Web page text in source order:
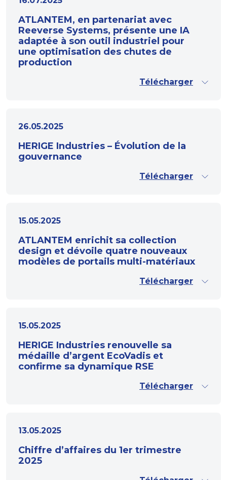
ATLANTEM, en partenariat avec
Reeverse Systems, présente une IA
adaptée à son outil industriel pour
une optimisation des chutes de
production
Télécharger
26.05.2025
HERIGE Industries – Évolution de la
gouvernance
Télécharger
15.05.2025
ATLANTEM enrichit sa collection
design et dévoile quatre nouveaux
modèles de portails multi-matériaux
Télécharger
15.05.2025
HERIGE Industries renouvelle sa
médaille d’argent EcoVadis et
confirme sa dynamique RSE
Télécharger
13.05.2025
Chiffre d’affaires du 1er trimestre
2025